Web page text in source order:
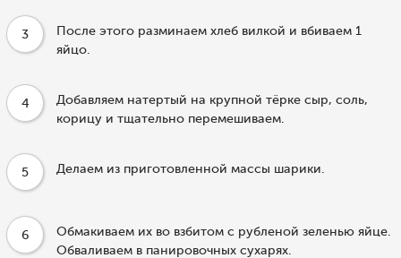
3
После этого разминаем хлеб вилкой и вбиваем 1
яйцо.
4
Добавляем натертый на крупной тёрке сыр, соль,
корицу и тщательно перемешиваем.
5 Делаем из приготовленной массы шарики.
6
Обмакиваем их во взбитом с рубленой зеленью яйце.
Обваливаем в панировочных сухарях.